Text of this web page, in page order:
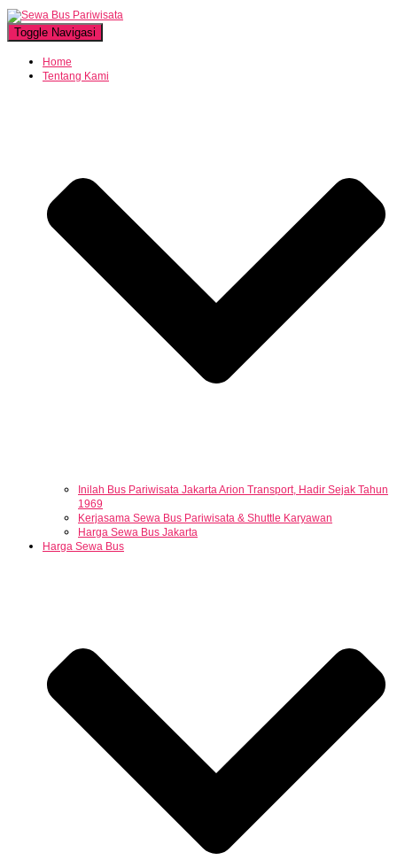
Toggle Navigasi
Home
Tentang Kami
Inilah Bus Pariwisata Jakarta Arion Transport, Hadir Sejak Tahun
1969
Kerjasama Sewa Bus Pariwisata & Shuttle Karyawan
Harga Sewa Bus Jakarta
Harga Sewa Bus